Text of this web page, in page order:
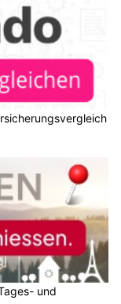
und